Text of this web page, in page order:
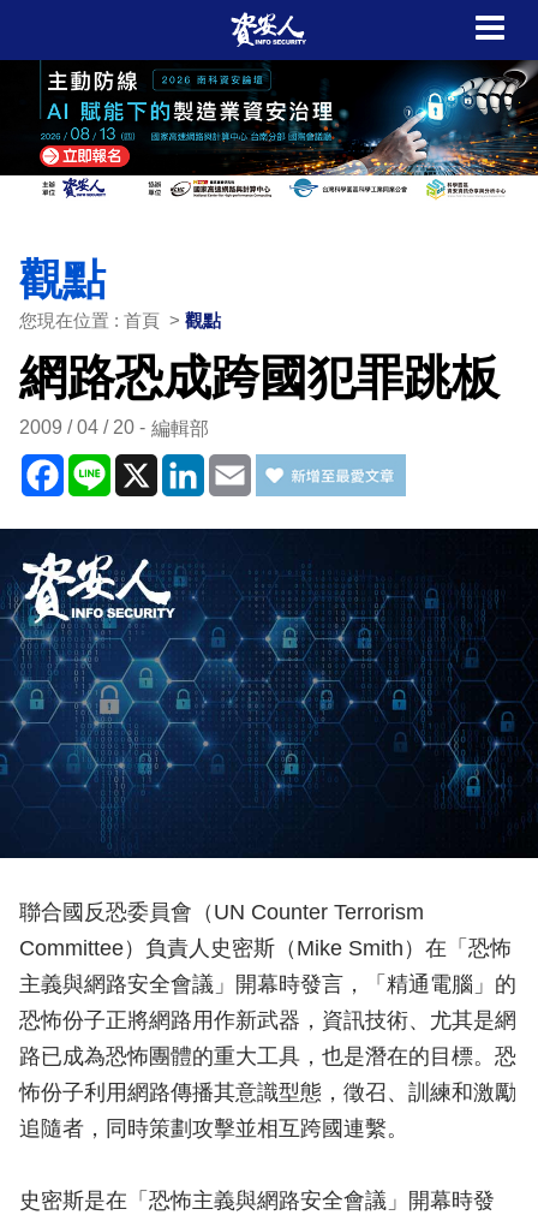
觀點
您現在位置 : 首頁 > 觀點
網路恐成跨國犯罪跳板
2009 / 04 / 20 編輯部
Facebook
Line X LinkedIn
Email
聯合國反恐委員會（UN Counter Terrorism
Committee）負責人史密斯（Mike Smith）在「恐怖
主義與網路安全會議」開幕時發言，「精通電腦」的
恐怖份子正將網路用作新武器，資訊技術、尤其是網
路已成為恐怖團體的重大工具，也是潛在的目標。恐
怖份子利用網路傳播其意識型態，徵召、訓練和激勵
追隨者，同時策劃攻擊並相互跨國連繫。
史密斯是在「恐怖主義與網路安全會議」開幕時發